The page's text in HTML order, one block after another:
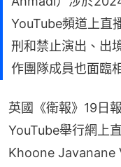
YouTube頻道上直
刑和禁止演出、出
作團隊成員也面臨
英國《衛報》19日
YouTube舉行網上
Khoone Javanane